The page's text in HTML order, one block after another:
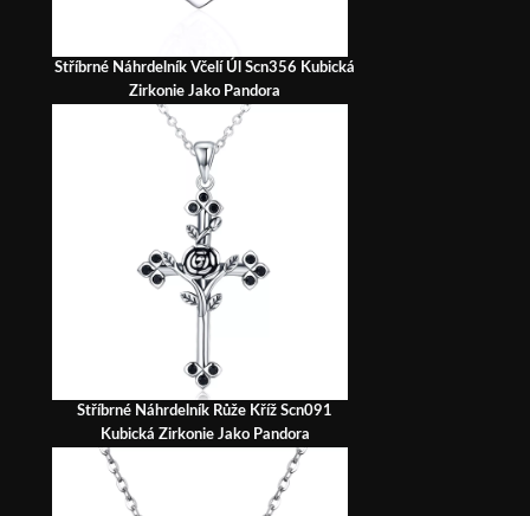
Stříbrné Náhrdelník Včelí Úl Scn356 Kubická
Zirkonie Jako Pandora
Stříbrné Náhrdelník Růže Kříž Scn091
Kubická Zirkonie Jako Pandora